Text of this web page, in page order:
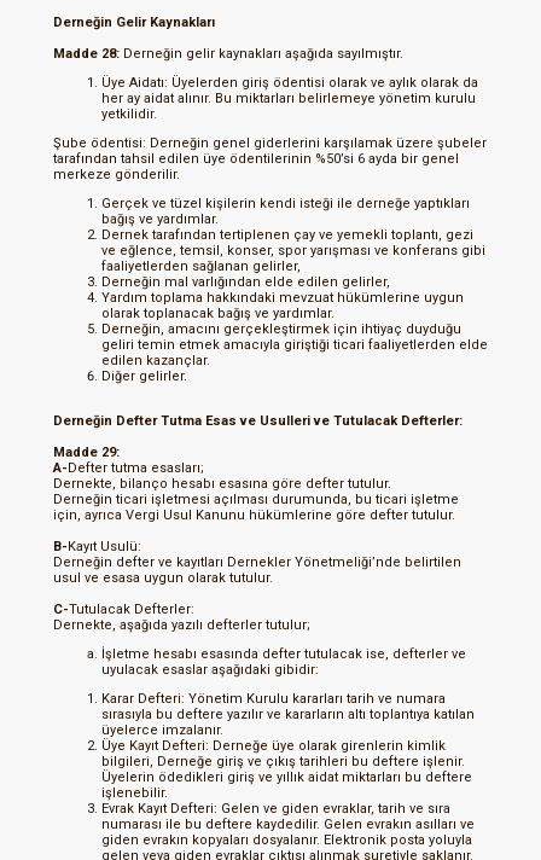
Derneğin Gelir Kaynakları
Madde 28: Derneğin gelir kaynakları aşağıda sayılmıştır.
Üye Aidatı: Üyelerden giriş ödentisi olarak ve aylık olarak da
her ay aidat alınır. Bu miktarları belirlemeye yönetim kurulu
yetkilidir.
Şube ödentisi: Derneğin genel giderlerini karşılamak üzere şubeler
tarafından tahsil edilen üye ödentilerinin %50’si 6 ayda bir genel
merkeze gönderilir.
Gerçek ve tüzel kişilerin kendi isteği ile derneğe yaptıkları
bağış ve yardımlar.
Dernek tarafından tertiplenen çay ve yemekli toplantı, gezi
ve eğlence, temsil, konser, spor yarışması ve konferans gibi
faaliyetlerden sağlanan gelirler,
Derneğin mal varlığından elde edilen gelirler,
Yardım toplama hakkındaki mevzuat hükümlerine uygun
olarak toplanacak bağış ve yardımlar.
Derneğin, amacını gerçekleştirmek için ihtiyaç duyduğu
geliri temin etmek amacıyla giriştiği ticari faaliyetlerden elde
edilen kazançlar.
Diğer gelirler.
Derneğin Defter Tutma Esas ve Usulleri ve Tutulacak Defterler:
Madde 29:
A-Defter tutma esasları;
Dernekte, bilanço hesabı esasına göre defter tutulur.
Derneğin ticari işletmesi açılması durumunda, bu ticari işletme
için, ayrıca Vergi Usul Kanunu hükümlerine göre defter tutulur.
B-Kayıt Usulü:
Derneğin defter ve kayıtları Dernekler Yönetmeliği’nde belirtilen
usul ve esasa uygun olarak tutulur.
C-Tutulacak Defterler:
Dernekte, aşağıda yazılı defterler tutulur;
İşletme hesabı esasında defter tutulacak ise, defterler ve
uyulacak esaslar aşağıdaki gibidir:
Karar Defteri: Yönetim Kurulu kararları tarih ve numara
sırasıyla bu deftere yazılır ve kararların altı toplantıya katılan
üyelerce imzalanır.
Üye Kayıt Defteri: Derneğe üye olarak girenlerin kimlik
bilgileri, Derneğe giriş ve çıkış tarihleri bu deftere işlenir.
Üyelerin ödedikleri giriş ve yıllık aidat miktarları bu deftere
işlenebilir.
Evrak Kayıt Defteri: Gelen ve giden evraklar, tarih ve sıra
numarası ile bu deftere kaydedilir. Gelen evrakın asılları ve
giden evrakın kopyaları dosyalanır. Elektronik posta yoluyla
gelen veya giden evraklar çıktısı alınmak suretiyle saklanır.